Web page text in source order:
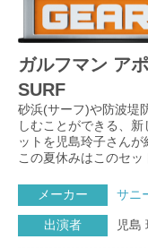
ガルフマン ア
SURF
砂浜(サーフ)や防波堤
しむことができる、
ットを児島玲子さんが
この夏休みはこのセッ
メーカー サニ
出演者 児島